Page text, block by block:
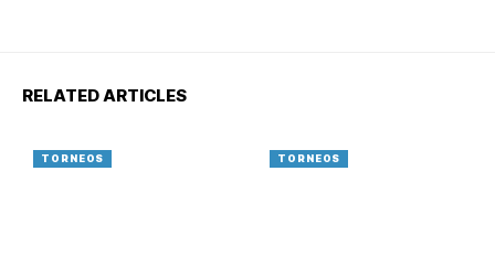
RELATED ARTICLES
TORNEOS TORNEOS